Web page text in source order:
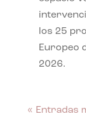
los 25
Europeo
2026.
« Entradas